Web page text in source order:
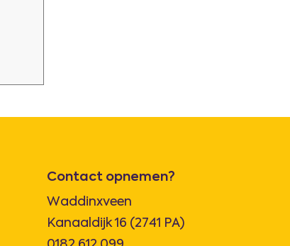
Contact opnemen?
Waddinxveen
Kanaaldijk 16 (2741 PA)